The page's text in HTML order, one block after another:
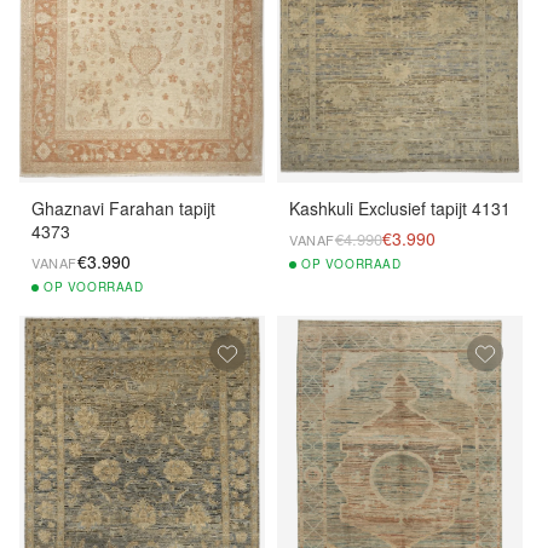
Ghaznavi Farahan tapijt
4373
VANAF€3.990
OP VOORRAAD
Kashkuli Exclusief tapijt 4131
VANAF€4.990€3.990
OP VOORRAAD